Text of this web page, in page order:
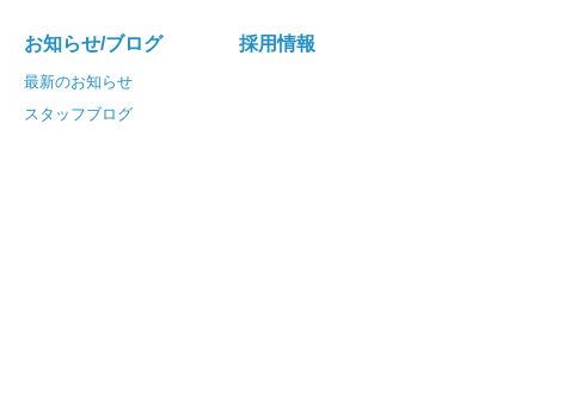
お知らせ/ブログ
最新のお知らせ
スタッフブログ
採⽤情報